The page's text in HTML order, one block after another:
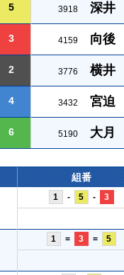
5 3918 深
3 4159 向
2 3776 横
4 3432 宮
6 5190 大
組番
1 - 5 - 3
1 = 3 = 5